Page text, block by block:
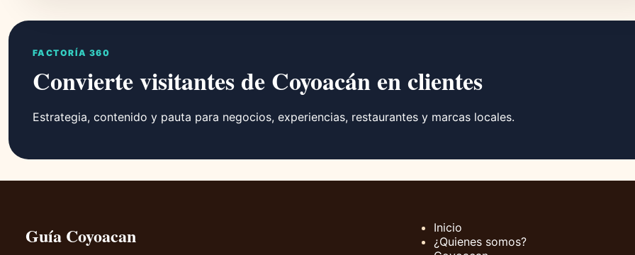
FACTORÍA 360
Convierte visitantes de Coyoacán en clientes
Estrategia, contenido y pauta para negocios, experiencias, restaurantes y marcas locales.
Guía Coyoacan
Inicio
¿Quienes somos?